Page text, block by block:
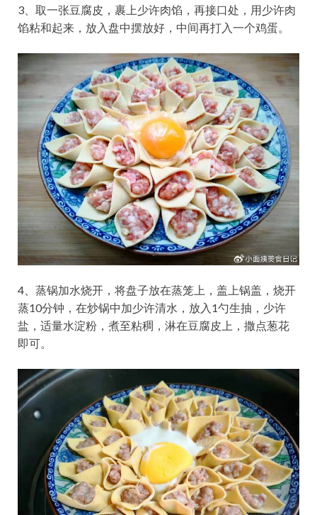
3、取一张豆腐皮，裹上少许肉馅，再接口处，用少许肉
馅粘和起来，放入盘中摆放好，中间再打入一个鸡蛋。
4、蒸锅加水烧开，将盘子放在蒸笼上，盖上锅盖，烧开
蒸10分钟，在炒锅中加少许清水，放入1勺生抽，少许
盐，适量水淀粉，煮至粘稠，淋在豆腐皮上，撒点葱花
即可。